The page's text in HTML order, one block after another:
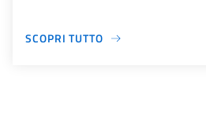
SCOPRI TUTTO